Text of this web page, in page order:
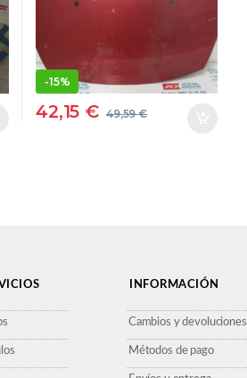
-15%
42,15 € 49,59€
INFORMACIÓN
Cambios y devoluciones
Métodos de pago